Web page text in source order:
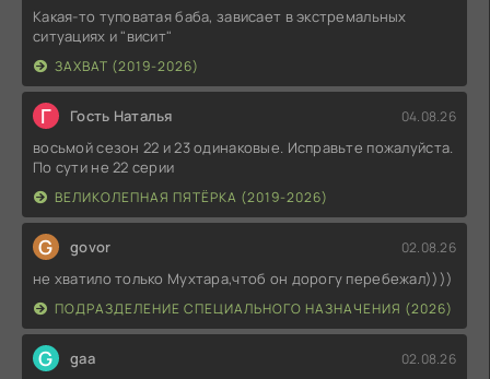
Какая-то туповатая баба, зависает в экстремальных
ситуациях и "висит"
ЗАХВАТ (2019-2026)
Г Гость Наталья 04.08.26
восьмой сезон 22 и 23 одинаковые. Исправьте пожалуйста.
По сути не 22 серии
ВЕЛИКОЛЕПНАЯ ПЯТЁРКА (2019-2026)
G govor 02.08.26
не хватило только Мухтара,чтоб он дорогу перебежал))))
ПОДРАЗДЕЛЕНИЕ СПЕЦИАЛЬНОГО НАЗНАЧЕНИЯ (2026)
G gaa 02.08.26